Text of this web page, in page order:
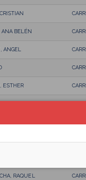
ANA BELÉN
ANGEL
ESTHER
RAQUEL